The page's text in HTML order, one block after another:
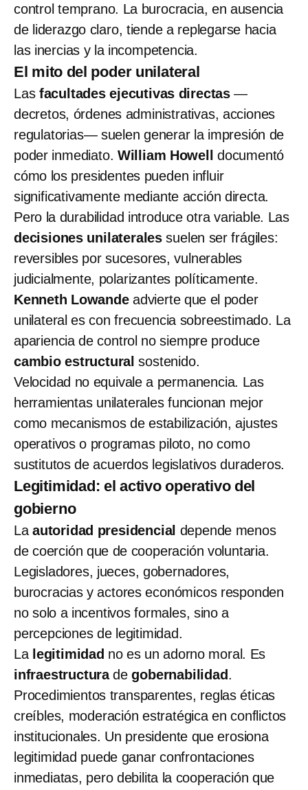
control temprano. La burocracia, en ausencia
de liderazgo claro, tiende a replegarse hacia
las inercias y la incompetencia.
El mito del poder unilateral
Las facultades ejecutivas directas —
decretos, órdenes administrativas, acciones
regulatorias— suelen generar la impresión de
poder inmediato. William Howell
documentó
cómo los presidentes pueden influir
significativamente mediante acción directa.
Pero la durabilidad introduce otra variable. Las
decisiones unilaterales suelen ser frágiles:
reversibles por sucesores, vulnerables
judicialmente, polarizantes políticamente.
Kenneth Lowandeadvierte que el poder
unilateral es con frecuencia sobreestimado. La
apariencia de control no siempre produce
cambio estructuralsostenido.
Velocidad no equivale a permanencia. Las
herramientas unilaterales funcionan mejor
como mecanismos de estabilización, ajustes
operativos o programas piloto, no como
sustitutos de acuerdos legislativos duraderos.
Legitimidad: el activo operativo del
gobierno
La autoridad presidencial depende menos
de coerción que de cooperación voluntaria.
Legisladores, jueces, gobernadores,
burocracias y actores económicos responden
no solo a incentivos formales, sino a
percepciones de legitimidad.
La legitimidad no es un adorno moral. Es
infraestructuradegobernabilidad .
Procedimientos transparentes, reglas éticas
creíbles, moderación estratégica en conflictos
institucionales. Un presidente que erosiona
legitimidad puede ganar confrontaciones
inmediatas, pero debilita la cooperación que